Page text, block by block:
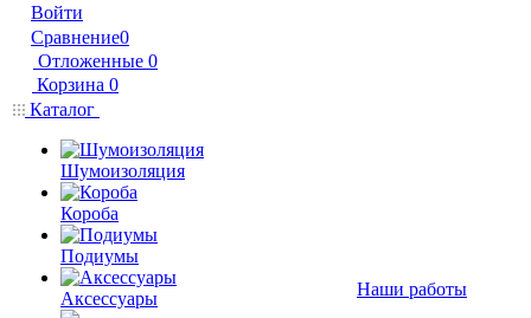
Войти
Сравнение0
Отложенные 0
Корзина 0
Каталог
Шумоизоляция
Короба
Подиумы
Аксессуары
Наши работы